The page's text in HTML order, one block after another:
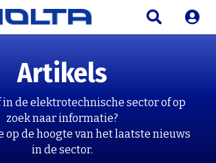
Artikels
in de elektrotechnische sector of op
zoek naar informatie?
op de hoogte van het laatste nieuws
in de sector.